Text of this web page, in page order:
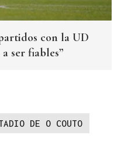
con la UD
ser fiables”
DE O COUTO